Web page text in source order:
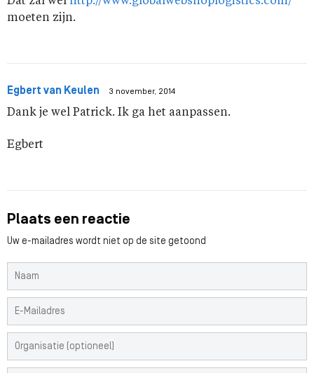
moeten zijn.
Egbert van Keulen 3 november, 2014
Dank je wel Patrick. Ik ga het aanpassen.
Egbert
Plaats een reactie
Uw e-mailadres wordt niet op de site getoond